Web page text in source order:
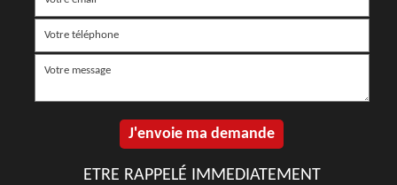
ETRE RAPPELÉ IMMEDIATEMENT